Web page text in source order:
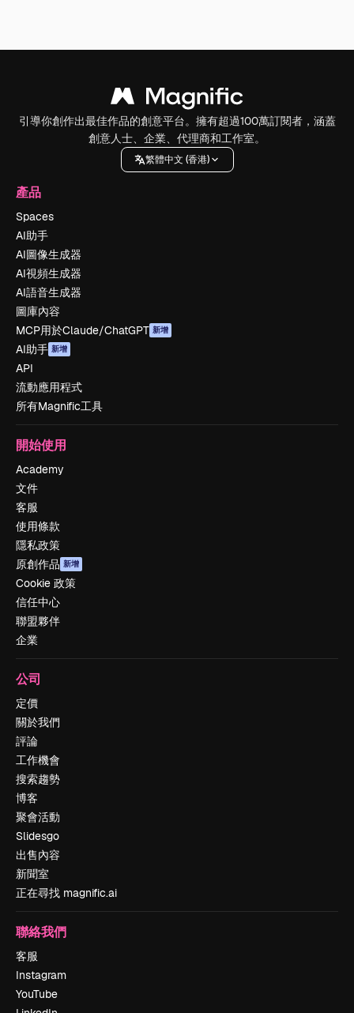
引導你創作出最佳作品的創意平台。擁有超過100萬訂閱者，涵蓋
創意人士、企業、代理商和工作室。
繁體中文 (香港)
產品
Spaces
AI助手
AI圖像生成器
AI視頻生成器
AI語音生成器
圖庫內容
MCP用於Claude/ChatGPT 新增
AI助手 新增
API
流動應用程式
所有Magnific工具
開始使用
Academy
文件
客服
使用條款
隱私政策
原創作品 新增
Cookie 政策
信任中心
聯盟夥伴
企業
公司
定價
關於我們
評論
工作機會
搜索趨勢
博客
聚會活動
Slidesgo
出售內容
新聞室
正在尋找 magnific.ai
聯絡我們
客服
Instagram
YouTube